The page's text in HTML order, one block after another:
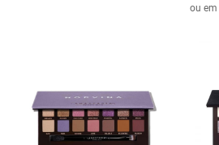
ou em